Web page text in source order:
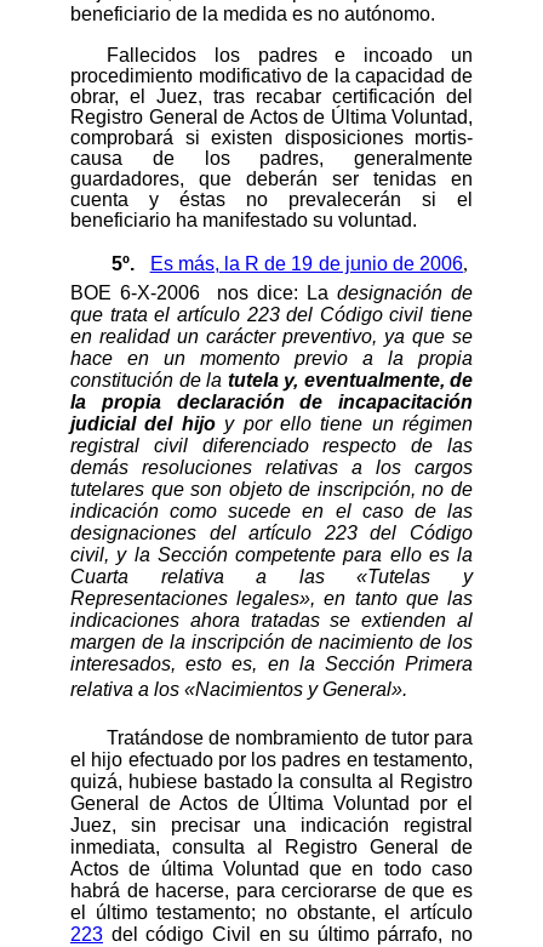
beneficiario de la medida es no autónomo.
Fallecidos los padres e incoado un
procedimiento modificativo de la capacidad de
obrar, el Juez, tras recabar certificación del
Registro General de Actos de Última Voluntad,
comprobará si existen disposiciones mortis-
causa de los padres, generalmente
guardadores, que deberán ser tenidas en
cuenta y éstas no prevalecerán si el
beneficiario ha manifestado su voluntad.
5º.  Es más, la R de 19 de junio de 2006,
BOE 6-X-2006 nos dice: La designación de
que trata el artículo 223 del Código civil tiene
en realidad un carácter preventivo, ya que se
hace en un momento previo a la propia
constitución de la tutela y, eventualmente, de
la propia declaración de incapacitación
judicial del hijoy por ello tiene un régimen
registral civil diferenciado respecto de las
demás resoluciones relativas a los cargos
tutelares que son objeto de inscripción, no de
indicación como sucede en el caso de las
designaciones del artículo 223 del Código
civil, y la Sección competente para ello es la
Cuarta relativa a las «Tutelas y
Representaciones legales», en tanto que las
indicaciones ahora tratadas se extienden al
margen de la inscripción de nacimiento de los
interesados, esto es, en la Sección Primera
relativa a los «Nacimientos y General».
Tratándose de nombramiento de tutor para
el hijo efectuado por los padres en testamento,
quizá, hubiese bastado la consulta al Registro
General de Actos de Última Voluntad por el
Juez, sin precisar una indicación registral
inmediata, consulta al Registro General de
Actos de última Voluntad que en todo caso
habrá de hacerse, para cerciorarse de que es
el último testamento; no obstante, el artículo
223 del código Civil en su último párrafo, no